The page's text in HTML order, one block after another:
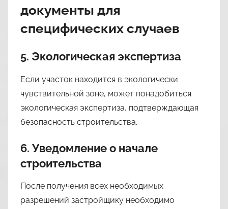
документы для
специфических случаев
5. Экологическая экспертиза
Если участок находится в экологически
чувствительной зоне, может понадобиться
экологическая экспертиза, подтверждающая
безопасность строительства.
6. Уведомление о начале
строительства
После получения всех необходимых
разрешений застройщику необходимо